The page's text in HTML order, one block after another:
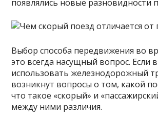
появлялись новые разновидности
Выбор способа передвижения во
это всегда насущный вопрос. Если
использовать железнодорожный
возникнут вопросы о том, какой
что такое «скорый» и
между ними различия.